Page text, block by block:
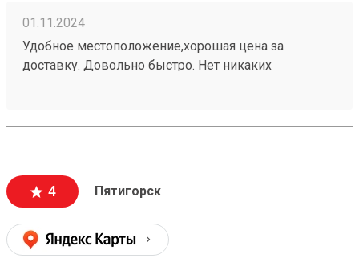
01.11.2024
Удобное местоположение,хорошая цена за
доставку. Довольно быстро. Нет никаких
4 Пятигорск